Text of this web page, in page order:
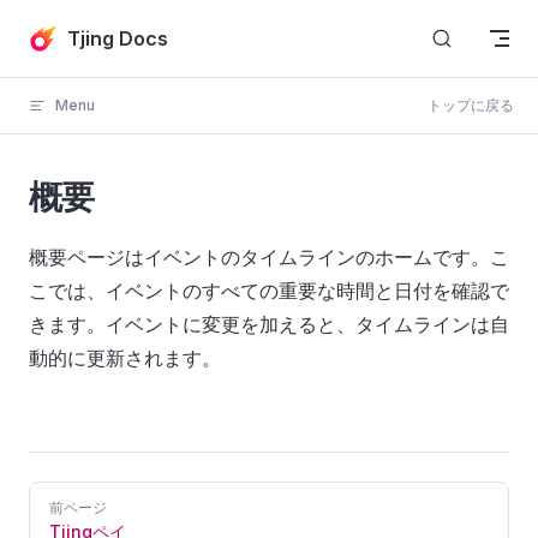
Skip to content
Tjing Docs
Menu トップに戻る
概要
概要ページはイベントのタイムラインのホームです。こ
こでは、イベントのすべての重要な時間と日付を確認で
きます。イベントに変更を加えると、タイムラインは自
動的に更新されます。
Pager
前ページ
Tjingペイ